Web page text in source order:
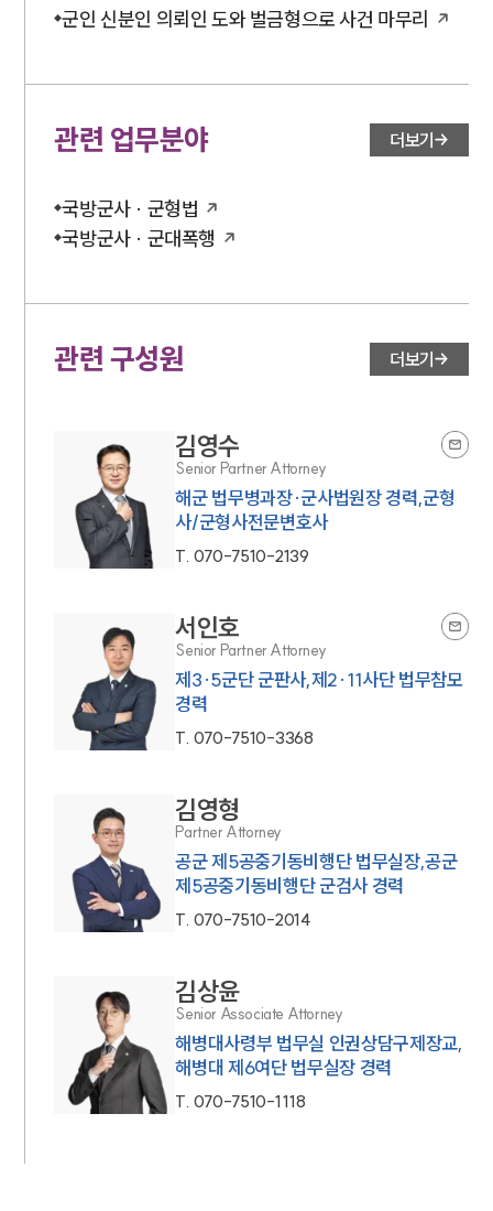
군인 신분인 의뢰인 도와 벌금형으로 사건 마무리
관련 업무분야 더보기
국방군사 · 군형법
국방군사 · 군대폭행
관련 구성원 더보기
김영수
Senior Partner Attorney
해군 법무병과장·군사법원장 경력,군형
사/군형사전문변호사
T. 070-7510-2139
서인호
Senior Partner Attorney
제3·5군단 군판사,제2·11사단 법무참모
경력
T. 070-7510-3368
김영형
Partner Attorney
공군 제5공중기동비행단 법무실장,공군
제5공중기동비행단 군검사 경력
T. 070-7510-2014
김상윤
Senior Associate Attorney
해병대사령부 법무실 인권상담구제장교,
해병대 제6여단 법무실장 경력
T. 070-7510-1118